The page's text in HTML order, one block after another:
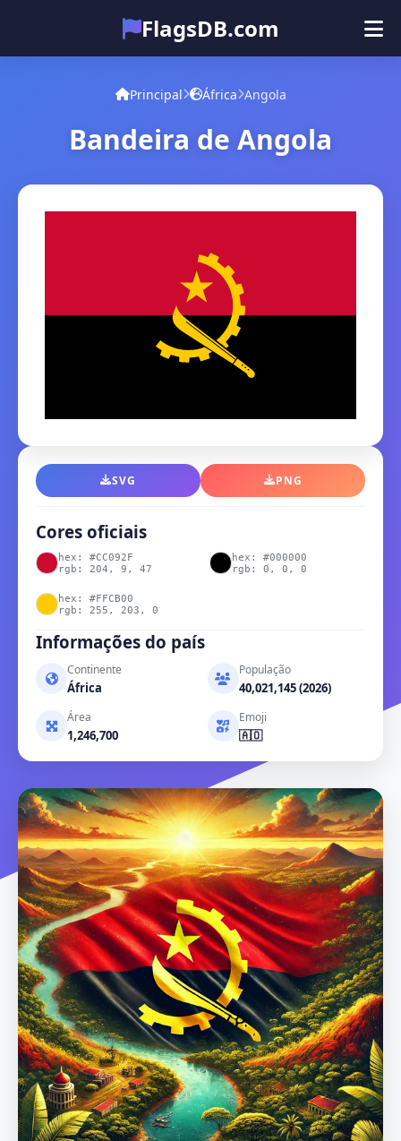
FlagsDB.com
Principal
Quiz
Principal África Angola
Bandeira de Angola
SVG PNG
Cores oficiais
hex: #CC092F
rgb: 204, 9, 47
hex: #000000
rgb: 0, 0, 0
hex: #FFCB00
rgb: 255, 203, 0
Informações do país
Continente
África
População
40,021,145 (2026)
Área
1,246,700
Emoji
🇦🇴